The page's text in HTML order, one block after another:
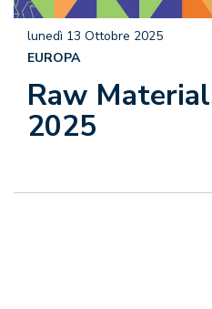
Raw
2025
lunedì 13 Ottobre 2025
EUROPA